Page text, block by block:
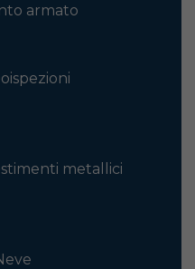
armato
metallici